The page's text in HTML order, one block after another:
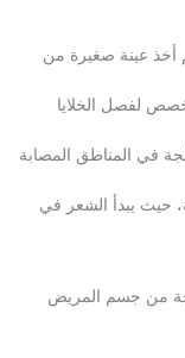
عينة صغيرة من
لفصل الخلايا
في المناطق المصابة
حيث يبدأ الشعر في
من جسم المريض